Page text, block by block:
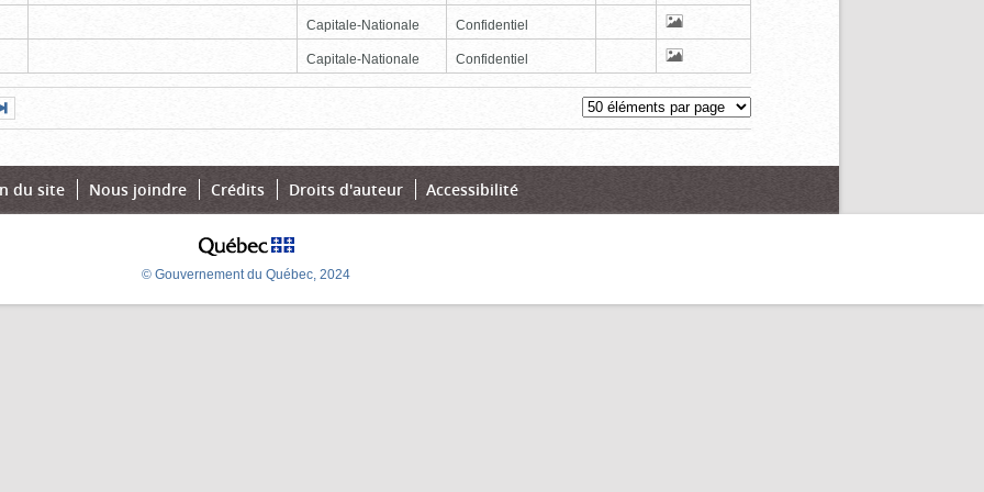
Capitale-Nationale Confidentiel
Capitale-Nationale Confidentiel
du site Nous joindre Crédits Droits d'auteur Accessibilité
© Gouvernement du Québec, 2024